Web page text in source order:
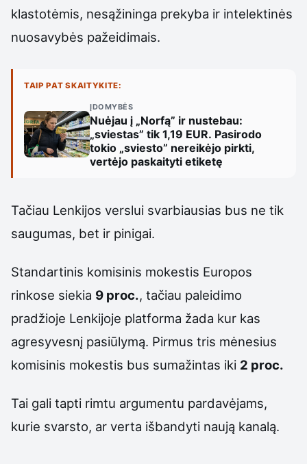
klastotėmis, nesąžininga prekyba ir intelektinės
nuosavybės pažeidimais.
TAIP PAT SKAITYKITE:
ĮDOMYBĖS
Nuėjau į „Norfą” ir nustebau:
„sviestas” tik 1,19 EUR. Pasirodo
tokio „sviesto” nereikėjo pirkti,
vertėjo paskaityti etiketę
Tačiau Lenkijos verslui svarbiausias bus ne tik
saugumas, bet ir pinigai.
Standartinis komisinis mokestis Europos
rinkose siekia 9 proc., tačiau paleidimo
pradžioje Lenkijoje platforma žada kur kas
agresyvesnį pasiūlymą. Pirmus tris mėnesius
komisinis mokestis bus sumažintas iki 2 proc.
Tai gali tapti rimtu argumentu pardavėjams,
kurie svarsto, ar verta išbandyti naują kanalą.